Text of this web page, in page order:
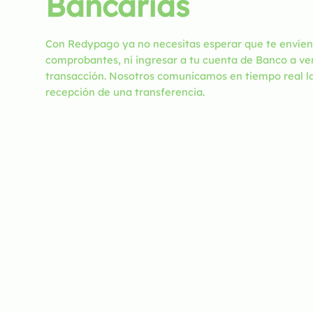
Con Redypago ya no necesitas esperar que te envíen
comprobantes, ni ingresar a tu cuenta de Banco a
transacción. Nosotros comunicamos en tiempo real
recepción de una transferencia.